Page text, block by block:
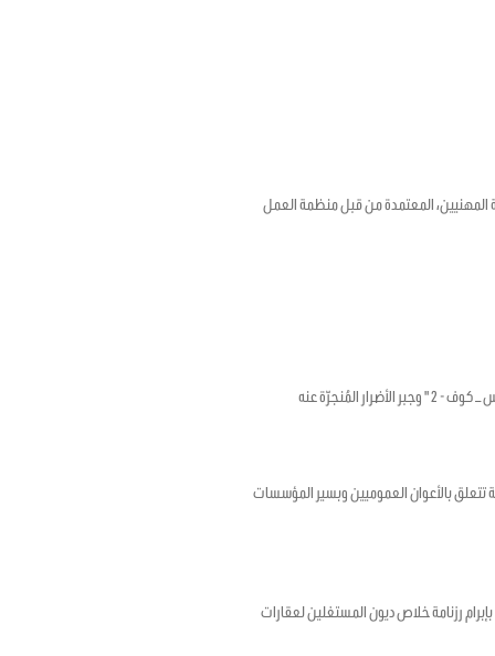
بشأن الإطار الترويجي للصحة والسلامة المهنيين، المعتمدة من قبل منظمة العمل
عنه
في 17 أفريل 2020 المتعلق بضبط أحكام استثنائية تتعلق بالأعوان العموميين وبسير المؤسسات
في 12 ماي 2020 المتعلق بتمديد الأجل المتعلق بإبرام رزنامة خلاص ديون المستغلين لعقارات